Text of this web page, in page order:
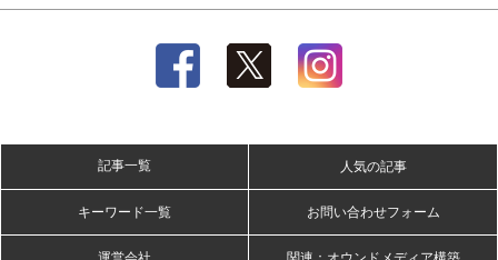
記事一覧 人気の記事
キーワード一覧 お問い合わせフォーム